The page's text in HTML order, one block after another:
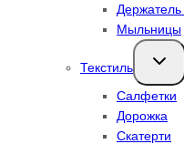
Мыльницы
Текстиль
Салфетки
Дорожка
Скатерти